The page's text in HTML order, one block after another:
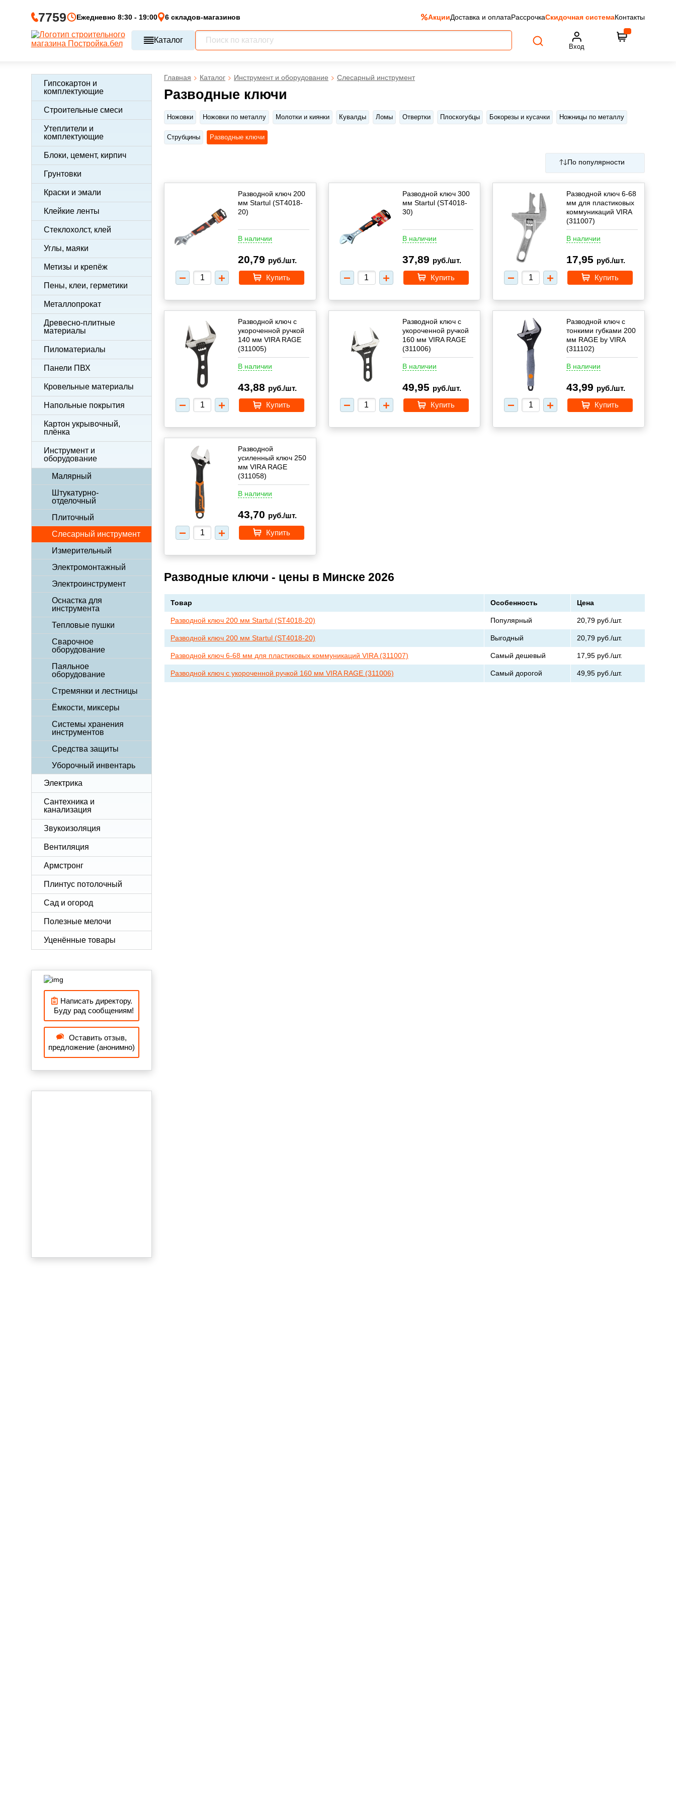
7759 Ежедневно 8:30 - 19:00 6 складов-магазинов АкцииДоставка и оплатаРассрочкаСкидочная системаКонтакты
Каталог
Вход
Гипсокартон и
комплектующие
Строительные смеси
Утеплители и
комплектующие
Блоки, цемент, кирпич
Грунтовки
Краски и эмали
Клейкие ленты
Стеклохолст, клей
Углы, маяки
Метизы и крепёж
Пены, клеи, герметики
Металлопрокат
Древесно-плитные
материалы
Пиломатериалы
Панели ПВХ
Кровельные материалы
Напольные покрытия
Картон укрывочный,
плёнка
Инструмент и
оборудование
Малярный
Штукатурно-
отделочный
Плиточный
Слесарный инструмент
Измерительный
Электромонтажный
Электроинструмент
Оснастка для
инструмента
Тепловые пушки
Сварочное
оборудование
Паяльное
оборудование
Стремянки и лестницы
Ёмкости, миксеры
Системы хранения
инструментов
Средства защиты
Уборочный инвентарь
Электрика
Сантехника и
канализация
Звукоизоляция
Вентиляция
Армстронг
Плинтус потолочный
Сад и огород
Полезные мелочи
Уценённые товары
Написать директору.
Буду рад сообщениям!
Оставить отзыв,
предложение (анонимно)
Главная Каталог Инструмент и оборудование Слесарный инструмент
Разводные ключи
Ножовки Ножовки по металлу Молотки и киянки Кувалды Ломы Отвертки Плоскогубцы Бокорезы и кусачки Ножницы по металлу
Струбцины Разводные ключи
По популярности
Разводной ключ 200
мм Startul (ST4018-
20)
В наличии
20,79 руб./шт.
Купить
Разводной ключ 300
мм Startul (ST4018-
30)
В наличии
37,89 руб./шт.
Купить
Разводной ключ 6-68
мм для пластиковых
коммуникаций VIRA
(311007)
В наличии
17,95 руб./шт.
Купить
Разводной ключ с
укороченной ручкой
140 мм VIRA RAGE
(311005)
В наличии
43,88 руб./шт.
Купить
Разводной ключ с
укороченной ручкой
160 мм VIRA RAGE
(311006)
В наличии
49,95 руб./шт.
Купить
Разводной ключ с
тонкими губками 200
мм RAGE by VIRA
(311102)
В наличии
43,99 руб./шт.
Купить
Разводной
усиленный ключ 250
мм VIRA RAGE
(311058)
В наличии
43,70 руб./шт.
Купить
Разводные ключи - цены в Минске 2026
Товар Особенность Цена
Разводной ключ 200 мм Startul (ST4018-20) Популярный 20,79 руб./шт.
Разводной ключ 200 мм Startul (ST4018-20) Выгодный 20,79 руб./шт.
Разводной ключ 6-68 мм для пластиковых коммуникаций VIRA (311007) Самый дешевый 17,95 руб./шт.
Разводной ключ с укороченной ручкой 160 мм VIRA RAGE (311006) Самый дорогой 49,95 руб./шт.